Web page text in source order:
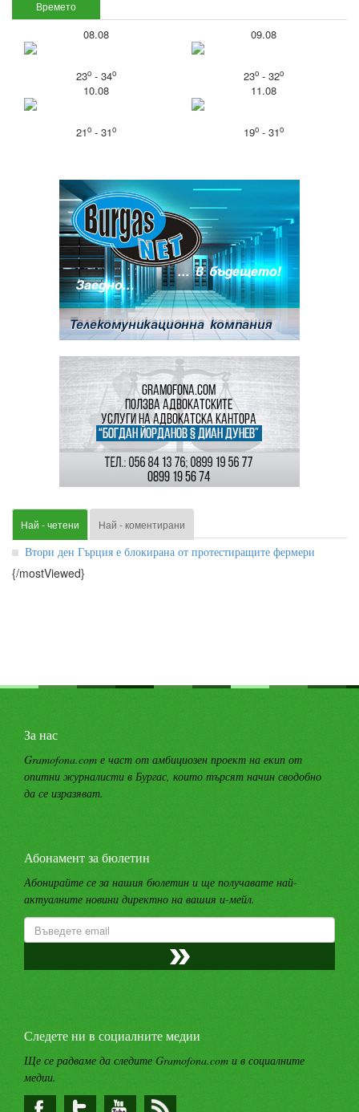
Времето
08.08
23o- 34o
09.08
23o- 32o
10.08
21o- 31o
11.08
19o- 31o
Най - четени Най - коментирани
Втори ден Гърция е блокирана от протестиращите фермери
{/mostViewed}
За нас
Gramofona.com е част от амбициозен проект на екип от
опитни журналисти в Бургас, които търсят начин сводобно
да се изразяват.
Абонамент за бюлетин
Абонирайте се за нашия бюлетин и ще получавате най-
актуалните новини директно на вашия и-мейл.
Следете ни в социалните медии
Ще се радваме да следите Gramofona.com и в социалните
медии.